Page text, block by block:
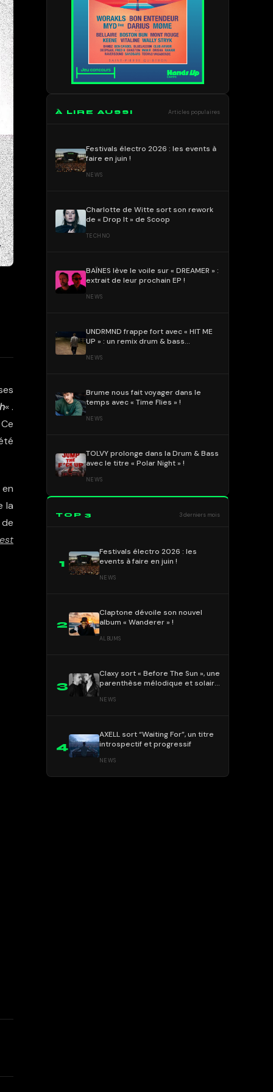
« .
en
la
À LIRE AUSSI Articles populaires
Festivals électro 2026 : les events à
faire en juin !
NEWS
Charlotte de Witte sort son rework
de « Drop It » de Scoop
TECHNO
BAÏNES lève le voile sur « DREAMER » :
extrait de leur prochain EP !
NEWS
UNDRMND frappe fort avec « HIT ME
UP » : un remix drum & bass
NEWS
Brume nous fait voyager dans le
temps avec « Time Flies » !
NEWS
TOLVY prolonge dans la Drum & Bass
avec le titre « Polar Night » !
NEWS
TOP 3 3 derniers mois
1
Festivals électro 2026 : les
events à faire en juin !
NEWS
2
Claptone dévoile son nouvel
album « Wanderer » !
ALBUMS
3
Claxy sort « Before The Sun », une
parenthèse mélodique et solaire
NEWS
4
AXELL sort “Waiting For”, un titre
introspectif et progressif
NEWS